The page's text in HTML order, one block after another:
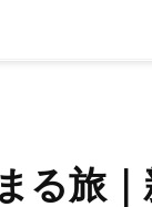
る旅｜